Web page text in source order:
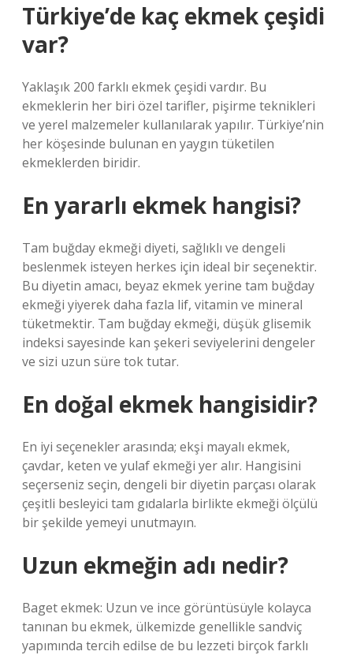
Türkiye’de kaç ekmek çeşidi
var?
Yaklaşık 200 farklı ekmek çeşidi vardır. Bu
ekmeklerin her biri özel tarifler, pişirme teknikleri
ve yerel malzemeler kullanılarak yapılır. Türkiye’nin
her köşesinde bulunan en yaygın tüketilen
ekmeklerden biridir.
En yararlı ekmek hangisi?
Tam buğday ekmeği diyeti, sağlıklı ve dengeli
beslenmek isteyen herkes için ideal bir seçenektir.
Bu diyetin amacı, beyaz ekmek yerine tam buğday
ekmeği yiyerek daha fazla lif, vitamin ve mineral
tüketmektir. Tam buğday ekmeği, düşük glisemik
indeksi sayesinde kan şekeri seviyelerini dengeler
ve sizi uzun süre tok tutar.
En doğal ekmek hangisidir?
En iyi seçenekler arasında; ekşi mayalı ekmek,
çavdar, keten ve yulaf ekmeği yer alır. Hangisini
seçerseniz seçin, dengeli bir diyetin parçası olarak
çeşitli besleyici tam gıdalarla birlikte ekmeği ölçülü
bir şekilde yemeyi unutmayın.
Uzun ekmeğin adı nedir?
Baget ekmek: Uzun ve ince görüntüsüyle kolayca
tanınan bu ekmek, ülkemizde genellikle sandviç
yapımında tercih edilse de bu lezzeti birçok farklı